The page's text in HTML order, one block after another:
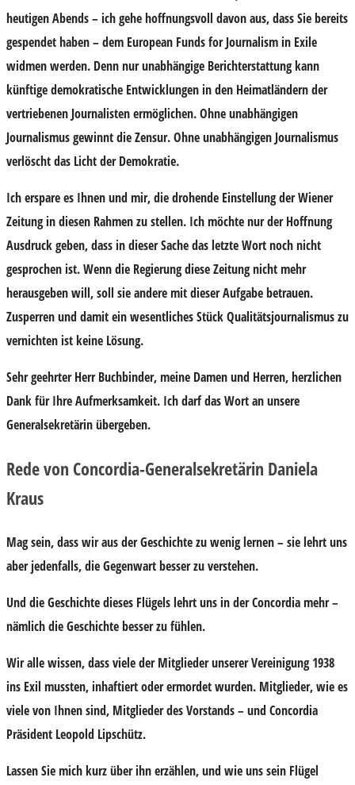
heutigen Abends – ich gehe hoffnungsvoll davon aus, dass Sie bereits
gespendet haben – dem European Funds for Journalism in Exile
widmen werden. Denn nur unabhängige Berichterstattung kann
künftige demokratische Entwicklungen in den Heimatländern der
vertriebenen Journalisten ermöglichen. Ohne unabhängigen
Journalismus gewinnt die Zensur. Ohne unabhängigen Journalismus
verlöscht das Licht der Demokratie.
Ich erspare es Ihnen und mir, die drohende Einstellung der Wiener
Zeitung in diesen Rahmen zu stellen. Ich möchte nur der Hoffnung
Ausdruck geben, dass in dieser Sache das letzte Wort noch nicht
gesprochen ist. Wenn die Regierung diese Zeitung nicht mehr
herausgeben will, soll sie andere mit dieser Aufgabe betrauen.
Zusperren und damit ein wesentliches Stück Qualitätsjournalismus zu
vernichten ist keine Lösung.
Sehr geehrter Herr Buchbinder, meine Damen und Herren, herzlichen
Dank für Ihre Aufmerksamkeit. Ich darf das Wort an unsere
Generalsekretärin übergeben.
Rede von Concordia-Generalsekretärin Daniela
Kraus
Mag sein, dass wir aus der Geschichte zu wenig lernen – sie lehrt uns
aber jedenfalls, die Gegenwart besser zu verstehen.
Und die Geschichte dieses Flügels lehrt uns in der Concordia mehr –
nämlich die Geschichte besser zu fühlen.
Wir alle wissen, dass viele der Mitglieder unserer Vereinigung 1938
ins Exil mussten, inhaftiert oder ermordet wurden. Mitglieder, wie es
viele von Ihnen sind, Mitglieder des Vorstands – und Concordia
Präsident Leopold Lipschütz.
Lassen Sie mich kurz über ihn erzählen, und wie uns sein Flügel